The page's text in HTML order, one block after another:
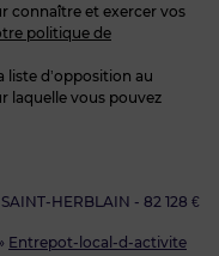
» Entrepot-local-d-activite
HERBLAIN - 82 128 €
connaître et exercer vos
politique de
liste d’opposition au
laquelle vous pouvez